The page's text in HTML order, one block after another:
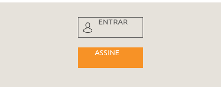
ENTRAR
ASSINE